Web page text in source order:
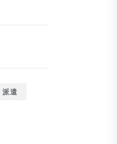
派遣